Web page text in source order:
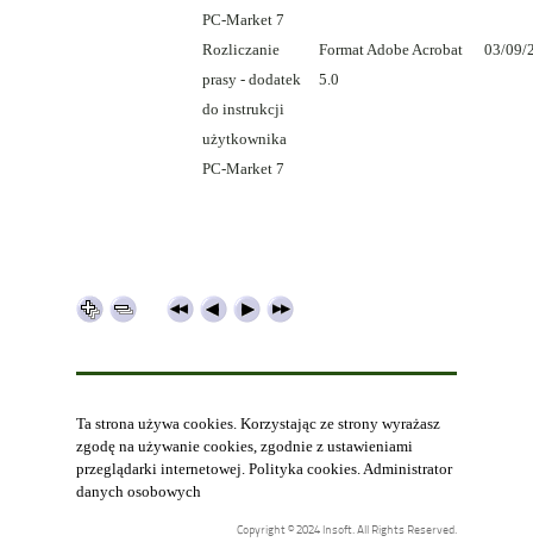
PC-Market 7
Rozliczanie
prasy - dodatek
do instrukcji
użytkownika
PC-Market 7
Format Adobe Acrobat
5.0
03/09/
Ta strona używa cookies. Korzystając ze strony wyrażasz
zgodę na używanie cookies, zgodnie z ustawieniami
przeglądarki internetowej. Polityka cookies.Administrator
danych osobowych
Copyright © 2024 Insoft. All Rights Reserved.